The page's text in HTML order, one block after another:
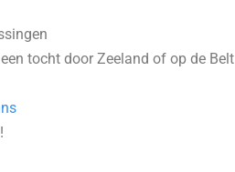
tocht door Zeeland of op de Belt